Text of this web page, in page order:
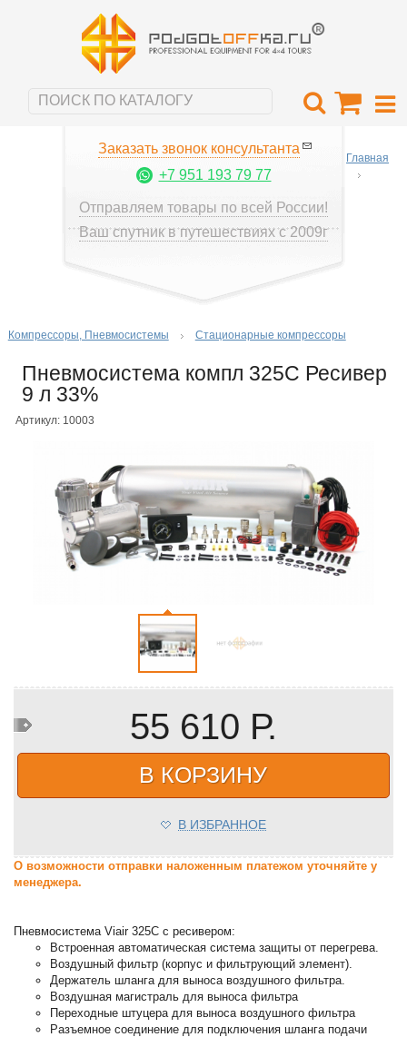
Заказать звонок консультанта
+7 951 193 79 77
Отправляем товары по всей России!
Ваш спутник в путешествиях с 2009г
Главная
Компрессоры, Пневмосистемы Стационарные компрессоры
Пневмосистема компл 325С Ресивер
9 л 33%
Артикул: 10003
55 610 Р.
В КОРЗИНУ
В ИЗБРАННОЕ
О возможности отправки наложенным платежом уточняйте у
менеджера.
Пневмосистема Viair 325C с ресивером:
Встроенная автоматическая система защиты от перегрева.
Воздушный фильтр (корпус и фильтрующий элемент).
Держатель шланга для выноса воздушного фильтра.
Воздушная магистраль для выноса фильтра
Переходные штуцера для выноса воздушного фильтра
Разъемное соединение для подключения шланга подачи